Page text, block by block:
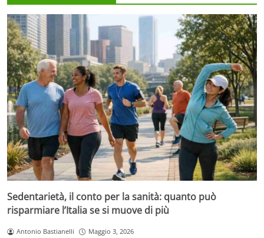
Sedentarietà, il conto per la sanità: quanto può
risparmiare l’Italia se si muove di più
Antonio Bastianelli Maggio 3, 2026